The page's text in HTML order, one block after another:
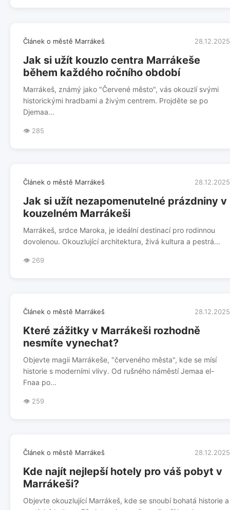
Článek o městě Marrákeš 28.12.2025
Jak si užít kouzlo centra Marrákeše
během každého ročního období
Marrákeš, známý jako "Červené město", vás okouzlí svými
historickými hradbami a živým centrem. Projděte se po
Djemaa...
👁️ 285
Článek o městě Marrákeš 28.12.2025
Jak si užít nezapomenutelné prázdniny v
kouzelném Marrákeši
Marrákeš, srdce Maroka, je ideální destinací pro rodinnou
dovolenou. Okouzlující architektura, živá kultura a pestrá...
👁️ 269
Článek o městě Marrákeš 28.12.2025
Které zážitky v Marrákeši rozhodně
nesmíte vynechat?
Objevte magii Marrákeše, "červeného města", kde se mísí
historie s moderními vlivy. Od rušného náměstí Jemaa el-
Fnaa po...
👁️ 259
Článek o městě Marrákeš 28.12.2025
Kde najít nejlepší hotely pro váš pobyt v
Marrákeši?
Objevte okouzlující Marrákeš, kde se snoubí bohatá historie a